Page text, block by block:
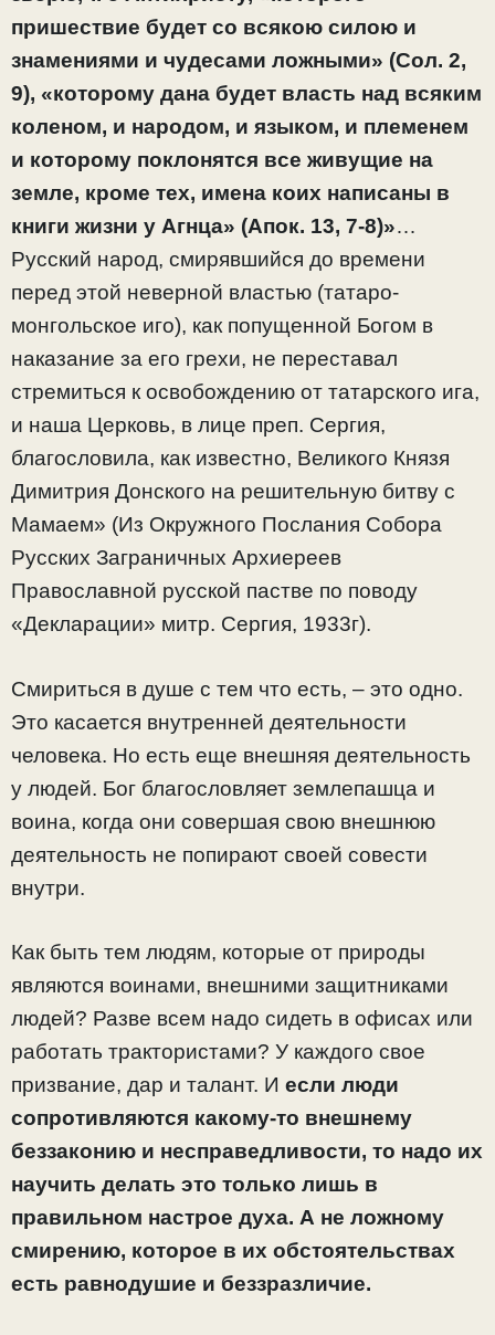
пришествие будет со всякою силою и
знамениями и чудесами ложными» (Сол. 2,
9), «которому дана будет власть над всяким
коленом, и народом, и языком, и племенем
и которому поклонятся все живущие на
земле, кроме тех, имена коих написаны в
книги жизни у Агнца» (Апок. 13, 7-8)»…
Русский народ, смирявшийся до времени
перед этой неверной властью (татаро-
монгольское иго), как попущенной Богом в
наказание за его грехи, не переставал
стремиться к освобождению от татарского ига,
и наша Церковь, в лице преп. Сергия,
благословила, как известно, Великого Князя
Димитрия Донского на решительную битву с
Мамаем» (Из Окружного Послания Собора
Русских Заграничных Архиереев
Православной русской пастве по поводу
«Декларации» митр. Сергия, 1933г).
Смириться в душе с тем что есть, – это одно.
Это касается внутренней деятельности
человека. Но есть еще внешняя деятельность
у людей. Бог благословляет землепашца и
воина, когда они совершая свою внешнюю
деятельность не попирают своей совести
внутри.
Как быть тем людям, которые от природы
являются воинами, внешними защитниками
людей? Разве всем надо сидеть в офисах или
работать трактористами? У каждого свое
призвание, дар и талант. И если люди
сопротивляются какому-то внешнему
беззаконию и несправедливости, то надо их
научить делать это только лишь в
правильном настрое духа. А не ложному
смирению, которое в их обстоятельствах
есть равнодушие и беззразличие.